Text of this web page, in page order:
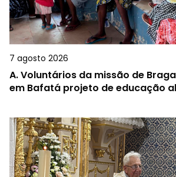
7 agosto 2026
A.Voluntários da missão de
em Bafatá projeto de educação